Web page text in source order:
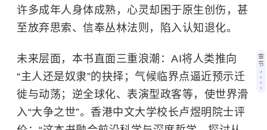
许多成年人身体成熟，心灵却困于原生创伤，甚
至放弃思索、信奉丛林法则 ，陷入认知退化。
未来层面，本书直面三重浪潮：AI将人类推向
“主人还是奴隶”的抉择；气候临界点逼近预示迁
徙与动荡；逆全球化、表演型政客等，使世界滑
入“大争之世”。 香港中文大学校长卢煜明 院士评
章
节